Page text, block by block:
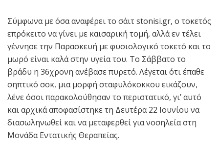
Σύμφωνα με όσα αναφέρει το σάιτ stonisi.gr, ο τοκετός
επρόκειτο να γίνει με καισαρική τομή, αλλά εν τέλει
γέννησε την Παρασκευή με φυσιολογικό τοκετό και το
μωρό είναι καλά στην υγεία του. To Σάββατο το
βράδυ η 36χρονη ανέβασε πυρετό. Λέγεται ότι έπαθε
σηπτικό σοκ, μια μορφή σταφυλόκοκκου εικάζουν,
λένε όσοι παρακολούθησαν το περιστατικό, γι’ αυτό
και αρχικά αποφασίστηκε τη Δευτέρα 22 Ιουνίου να
διασωληνωθεί και να μεταφερθεί για νοσηλεία στη
Μονάδα Εντατικής Θεραπείας.